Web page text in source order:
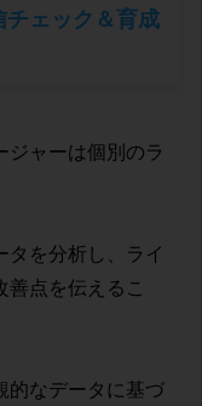
ェック＆育成
ャーは個別のラ
を分析し、ライ
点を伝えるこ
的なデータに基づ